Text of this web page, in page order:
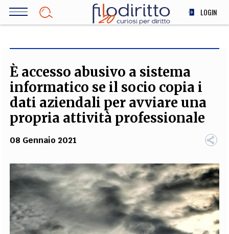
Salta
LOGIN
SOCIETÀ
MEDICINA
SCIENZA
STORIA E FILOSOFIA
INNOVAZIONE
TEAM
FILODIRITTO REDAZIONE COMITATO SCIENTIFICO AUTORI CURATORI
PARTNER COLLABORA CON NOI
È accesso abusivo a sistema
informatico se il socio copia i
dati aziendali per avviare una
propria attività professionale
08 Gennaio 2021